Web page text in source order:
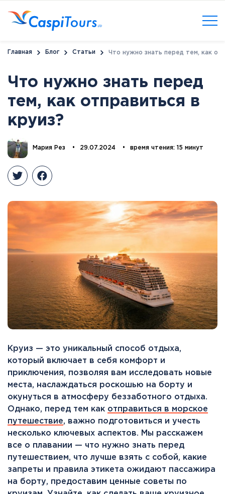
Главная Блог Статьи Что нужно знать перед тем, как
Что нужно знать перед
тем, как отправиться в
круиз?
Мария Рез • 29.07.2024 • время чтения: 15 минут
Круиз — это уникальный способ отдыха,
который включает в себя комфорт и
приключения, позволяя вам исследовать новые
места, наслаждаться роскошью на борту и
окунуться в атмосферу беззаботного отдыха.
Однако, перед тем как отправиться в морское
путешествие, важно подготовиться и учесть
несколько ключевых аспектов. Мы расскажем
все о плавании — что нужно знать перед
путешествием, что лучше взять с собой, какие
запреты и правила этикета ожидают пассажира
на борту, предоставим ценные советы по